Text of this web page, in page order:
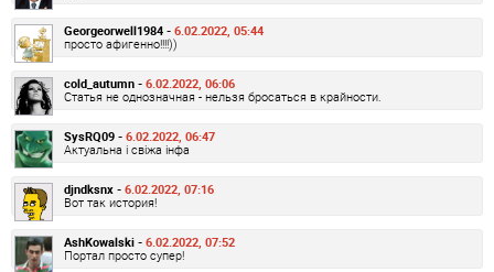
Georgeorwell1984 - 6.02.2022, 05:44
просто афигенно!!!!))
cold_autumn - 6.02.2022, 06:06
Статья не однозначная - нельзя бросаться в крайности.
SysRQ09 - 6.02.2022, 06:47
Актуальна і свіжа інфа
djndksnx - 6.02.2022, 07:16
Вот так история!
AshKowalski - 6.02.2022, 07:52
Портал просто супер!